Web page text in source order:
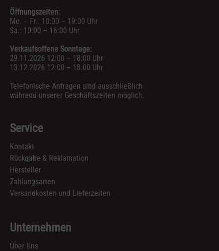
Öffnungszeiten:
Mo. – Fr.: 10:00 – 19:00 Uhr
Sa.: 10:00 – 16:00 Uhr
Verkaufsoffene Sonntage:
29.11.2026 12:00 – 18:00 Uhr
13.12.2026 12:00 – 18:00 Uhr
Telefonische Anfragen sind ausschließlich
während unserer Geschäftszeiten möglich.
Service
Kontakt
Rückgabe & Reklamation
Hersteller
Zahlungsarten
Versandkosten und Lieferzeiten
Unternehmen
Über Uns